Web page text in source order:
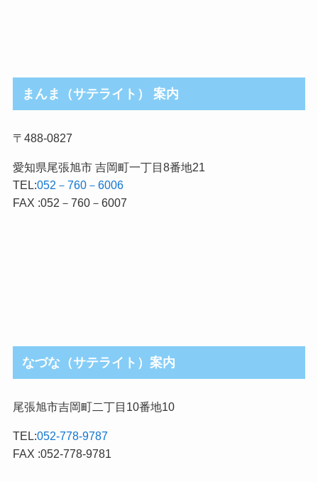
まんま（サテライト） 案内
〒488-0827
愛知県尾張旭市 吉岡町一丁目8番地21
TEL:052－760－6006
FAX :052－760－6007
なづな（サテライト）案内
尾張旭市吉岡町二丁目10番地10
TEL:052-778-9787
FAX :052-778-9781